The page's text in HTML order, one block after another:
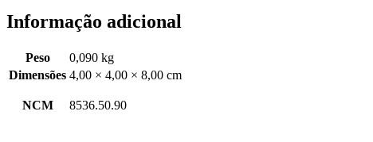
Informação adicional
Peso
0,090 kg
Dimensões 4,00 × 4,00 × 8,00 cm
NCM 8536.50.90